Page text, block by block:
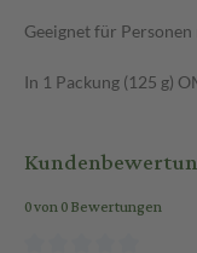
Geeignet für
In 1 Packung (125 g)
0 von 0 Bewertungen